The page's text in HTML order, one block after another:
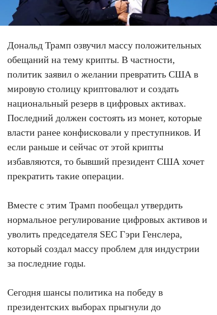
Дональд Трамп озвучил массу положительных
обещаний на тему крипты. В частности,
политик заявил о желании превратить США в
мировую столицу криптовалют и создать
национальный резерв в цифровых активах.
Последний должен состоять из монет, которые
власти ранее конфисковали у преступников. И
если раньше и сейчас от этой крипты
избавляются, то бывший президент США хочет
прекратить такие операции.
Вместе с этим Трамп пообещал утвердить
нормальное регулирование цифровых активов и
уволить председателя SEC Гэри Генслера,
который создал массу проблем для индустрии
за последние годы.
Сегодня шансы политика на победу в
президентских выборах прыгнули до